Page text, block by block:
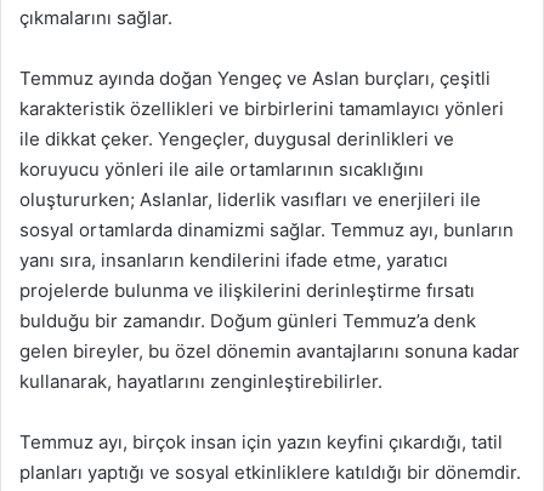
çıkmalarını sağlar.
Temmuz ayında doğan Yengeç ve Aslan burçları, çeşitli
karakteristik özellikleri ve birbirlerini tamamlayıcı yönleri
ile dikkat çeker. Yengeçler, duygusal derinlikleri ve
koruyucu yönleri ile aile ortamlarının sıcaklığını
oluştururken; Aslanlar, liderlik vasıfları ve enerjileri ile
sosyal ortamlarda dinamizmi sağlar. Temmuz ayı, bunların
yanı sıra, insanların kendilerini ifade etme, yaratıcı
projelerde bulunma ve ilişkilerini derinleştirme fırsatı
bulduğu bir zamandır. Doğum günleri Temmuz’a denk
gelen bireyler, bu özel dönemin avantajlarını sonuna kadar
kullanarak, hayatlarını zenginleştirebilirler.
Temmuz ayı, birçok insan için yazın keyfini çıkardığı, tatil
planları yaptığı ve sosyal etkinliklere katıldığı bir dönemdir.